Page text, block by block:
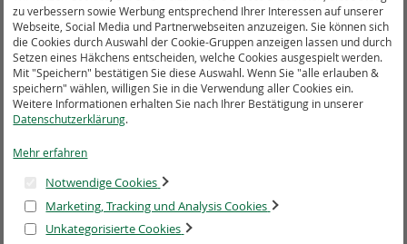
zu verbessern sowie Werbung entsprechend Ihrer Interessen auf unserer
Webseite, Social Media und Partnerwebseiten anzuzeigen. Sie können sich
die Cookies durch Auswahl der Cookie-Gruppen anzeigen lassen und durch
Setzen eines Häkchens entscheiden, welche Cookies ausgespielt werden.
Mit "Speichern" bestätigen Sie diese Auswahl. Wenn Sie "alle erlauben &
speichern" wählen, willigen Sie in die Verwendung aller Cookies ein.
Weitere Informationen erhalten Sie nach Ihrer Bestätigung in unserer
Datenschutzerklärung.
Mehr erfahren
Notwendige Cookies
Marketing, Tracking und Analysis Cookies
Unkategorisierte Cookies